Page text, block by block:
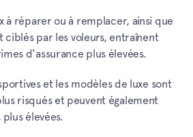
à réparer ou à remplacer, ainsi que
ciblés par les voleurs, entraînent
d'assurance plus élevées.
et les modèles de luxe sont
risqués et peuvent également
élevées.